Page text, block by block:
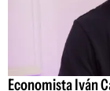
Economista Iván